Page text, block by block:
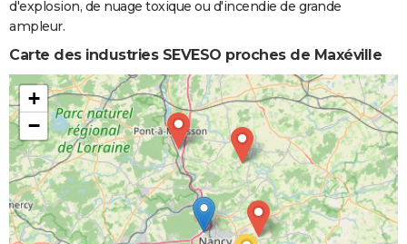
d'explosion, de nuage toxique ou d'incendie de grande
ampleur.
Carte des industries SEVESO proches de Maxéville
+
−